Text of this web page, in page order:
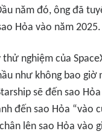
năm đó, ông đã
Hỏa vào năm 2025.
nghiệm của
như không bao
sẽ đến sao
đến sao Hỏa “vào
lên sao Hỏa vào